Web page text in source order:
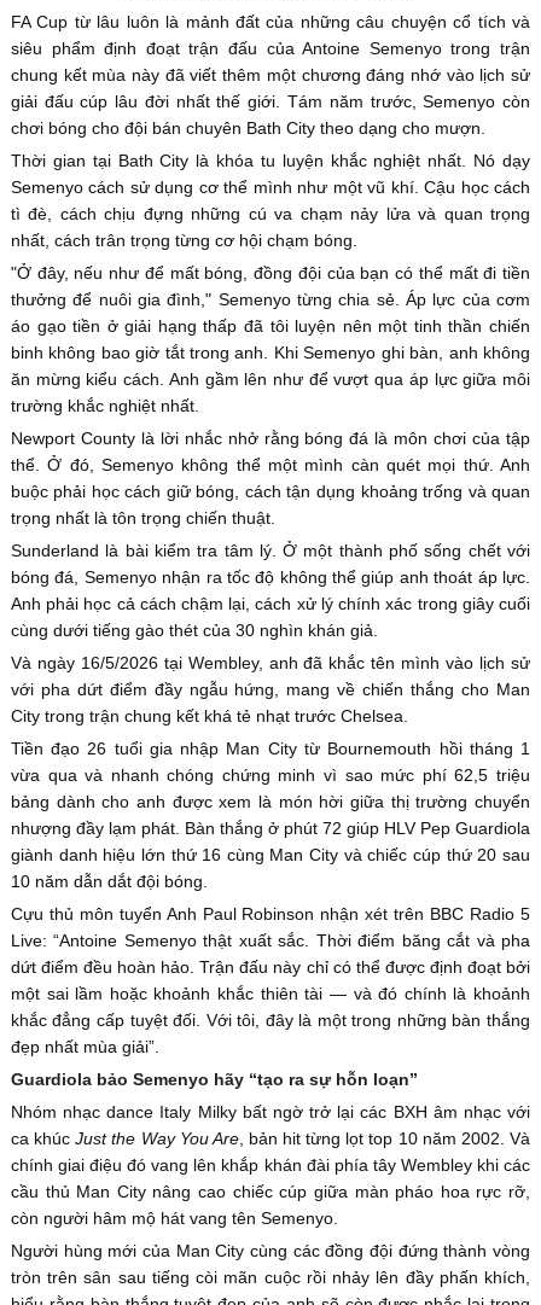
FA Cup từ lâu luôn là mảnh đất của những câu chuyện cổ tích và
siêu phẩm định đoạt trận đấu của Antoine Semenyo trong trận
chung kết mùa này đã viết thêm một chương đáng nhớ vào lịch sử
giải đấu cúp lâu đời nhất thế giới. Tám năm trước, Semenyo còn
chơi bóng cho đội bán chuyên Bath City theo dạng cho mượn.
Thời gian tại Bath City là khóa tu luyện khắc nghiệt nhất. Nó dạy
Semenyo cách sử dụng cơ thể mình như một vũ khí. Cậu học cách
tì đè, cách chịu đựng những cú va chạm nảy lửa và quan trọng
nhất, cách trân trọng từng cơ hội chạm bóng.
"Ở đây, nếu như để mất bóng, đồng đội của bạn có thể mất đi tiền
thưởng để nuôi gia đình," Semenyo từng chia sẻ. Áp lực của cơm
áo gạo tiền ở giải hạng thấp đã tôi luyện nên một tinh thần chiến
binh không bao giờ tắt trong anh. Khi Semenyo ghi bàn, anh không
ăn mừng kiểu cách. Anh gầm lên như để vượt qua áp lực giữa môi
trường khắc nghiệt nhất.
Newport County là lời nhắc nhở rằng bóng đá là môn chơi của tập
thể. Ở đó, Semenyo không thể một mình càn quét mọi thứ. Anh
buộc phải học cách giữ bóng, cách tận dụng khoảng trống và quan
trọng nhất là tôn trọng chiến thuật.
Sunderland là bài kiểm tra tâm lý. Ở một thành phố sống chết với
bóng đá, Semenyo nhận ra tốc độ không thể giúp anh thoát áp lực.
Anh phải học cả cách chậm lại, cách xử lý chính xác trong giây cuối
cùng dưới tiếng gào thét của 30 nghìn khán giả.
Và ngày 16/5/2026 tại Wembley, anh đã khắc tên mình vào lịch sử
với pha dứt điểm đầy ngẫu hứng, mang về chiến thắng cho Man
City trong trận chung kết khá tẻ nhạt trước Chelsea.
Tiền đạo 26 tuổi gia nhập Man City từ Bournemouth hồi tháng 1
vừa qua và nhanh chóng chứng minh vì sao mức phí 62,5 triệu
bảng dành cho anh được xem là món hời giữa thị trường chuyển
nhượng đầy lạm phát. Bàn thắng ở phút 72 giúp HLV Pep Guardiola
giành danh hiệu lớn thứ 16 cùng Man City và chiếc cúp thứ 20 sau
10 năm dẫn dắt đội bóng.
Cựu thủ môn tuyển Anh Paul Robinson nhận xét trên BBC Radio 5
Live: “Antoine Semenyo thật xuất sắc. Thời điểm băng cắt và pha
dứt điểm đều hoàn hảo. Trận đấu này chỉ có thể được định đoạt bởi
một sai lầm hoặc khoảnh khắc thiên tài — và đó chính là khoảnh
khắc đẳng cấp tuyệt đối. Với tôi, đây là một trong những bàn thắng
đẹp nhất mùa giải”.
Guardiola bảo Semenyo hãy “tạo ra sự hỗn loạn”
Nhóm nhạc dance Italy Milky bất ngờ trở lại các BXH âm nhạc với
ca khúcJust the Way You Are, bản hit từng lọt top 10 năm 2002. Và
chính giai điệu đó vang lên khắp khán đài phía tây Wembley khi các
cầu thủ Man City nâng cao chiếc cúp giữa màn pháo hoa rực rỡ,
còn người hâm mộ hát vang tên Semenyo.
Người hùng mới của Man City cùng các đồng đội đứng thành vòng
tròn trên sân sau tiếng còi mãn cuộc rồi nhảy lên đầy phấn khích,